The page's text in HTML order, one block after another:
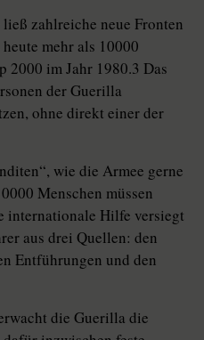
zahlreiche neue Fronten
mehr als 10000
2000 im Jahr 1980.3 Das
der Guerilla
ohne direkt einer der
wie die Armee gerne
Menschen müssen
internationale Hilfe versiegt
aus drei Quellen: den
Entführungen und den
die Guerilla die